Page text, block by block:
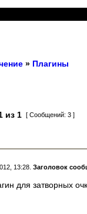
» Плагины
из 1 [ Сообщений: 3 ]
13:28. Заголовок
для затворных